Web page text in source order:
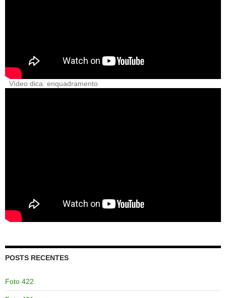
Vídeo dica: enquadramento
POSTS RECENTES
Foto 422